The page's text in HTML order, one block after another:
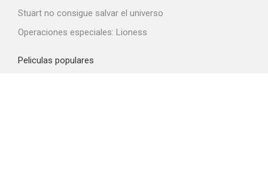
Stuart no consigue salvar el universo
Operaciones especiales: Lioness
Peliculas populares